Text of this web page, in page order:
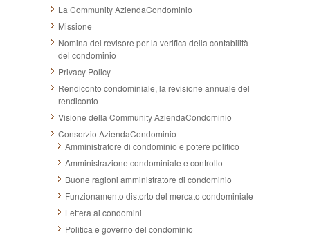
La Community AziendaCondominio
Missione
Nomina del revisore per la verifica della contabilità
del condominio
Privacy Policy
Rendiconto condominiale, la revisione annuale del
rendiconto
Visione della Community AziendaCondominio
Consorzio AziendaCondominio
Amministratore di condominio e potere politico
Amministrazione condominiale e controllo
Buone ragioni amministratore di condominio
Funzionamento distorto del mercato condominiale
Lettera ai condomini
Politica e governo del condominio